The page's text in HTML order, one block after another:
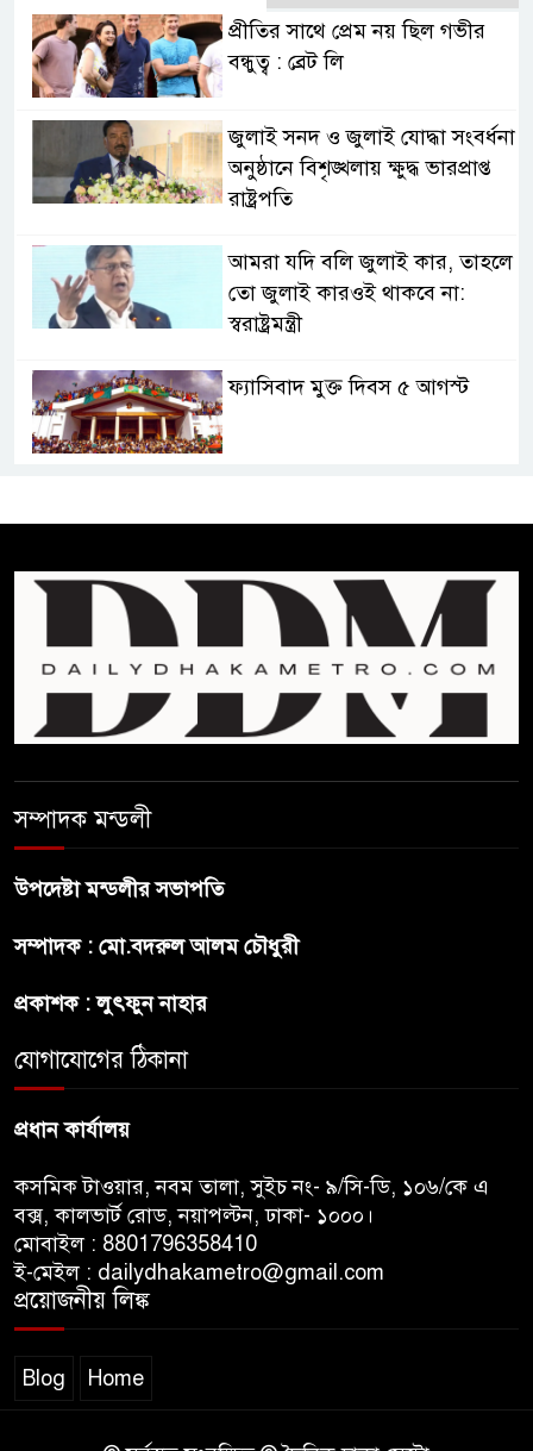
প্রীতির সাথে প্রেম নয় ছিল গভীর
বন্ধুত্ব : ব্রেট লি
জুলাই সনদ ও জুলাই যোদ্ধা সংবর্ধনা
অনুষ্ঠানে বিশৃঙ্খলায় ক্ষুদ্ধ ভারপ্রাপ্ত
রাষ্ট্রপতি
আমরা যদি বলি জুলাই কার, তাহলে
তো জুলাই কারওই থাকবে না:
স্বরাষ্ট্রমন্ত্রী
ফ্যাসিবাদ মুক্ত দিবস ৫ আগস্ট
ব্যবস্থা নিবে সরকার : প্রধানমন্ত্রীর
বাংলাদেশে বিনিয়োগ ও দক্ষ শ্রমিক
নিতে আগ্রহী সৌদি আরব
ব্রাজিলের ফুটবলারকে গুলি করে
রাজধানীর উত্তরখানে
পরিচ্ছন্নতাকর্মী-এলাকাবাসীর মধ্যে
সম্পাদক মন্ডলী
উপদেষ্টা মন্ডলীর সভাপতি
সম্পাদক : মো.বদরুল আলম চৌধুরী
প্রকাশক : লুৎফুন নাহার
যোগাযোগের ঠিকানা
প্রধান কার্যালয়
কসমিক টাওয়ার, নবম তালা, সুইচ নং- ৯/সি-ডি, ১০৬/কে এ
বক্স, কালভার্ট রোড, নয়াপল্টন, ঢাকা- ১০০০।
মোবাইল : 8801796358410
ই-মেইল : dailydhakametro@gmail.com
প্রয়োজনীয় লিঙ্ক
Blog Home